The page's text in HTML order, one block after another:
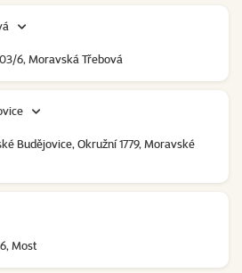
6, Moravská Třebová
Budějovice, Okružní 1779, Moravské
Most